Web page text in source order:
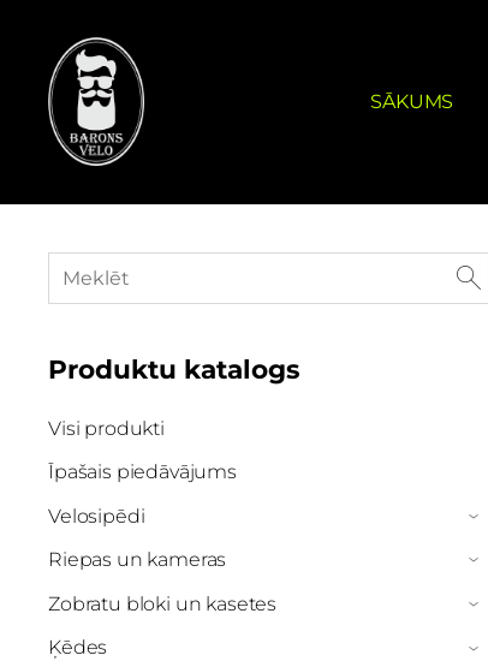
SĀKUMS
Produktu katalogs
Visi produkti
Īpašais piedāvājums
Velosipēdi
›
Riepas un kameras ›
Zobratu bloki un kasetes ›
Ķēdes ›